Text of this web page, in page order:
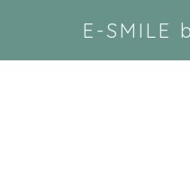
E-SMILE